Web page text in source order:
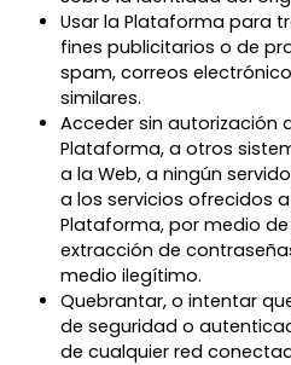
Usar la Plataforma para
fines publicitarios o de
spam, correos
similares.
Acceder sin autorización
Plataforma, a otros
a la Web, a ningún
a los servicios ofrecidos
Plataforma, por medio
extracción de
medio ilegítimo.
Quebrantar, o intentar
de seguridad o
de cualquier red